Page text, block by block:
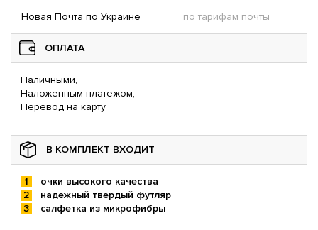
Новая Почта по Украине по тарифам почты
ОПЛАТА
Наличными,
Наложенным платежом,
Перевод на карту
В КОМПЛЕКТ ВХОДИТ
очки высокого качества
надежный твердый футляр
салфетка из микрофибры